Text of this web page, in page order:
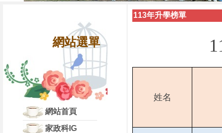
網站選單
網站首頁
家政科IG
113年升學榜單
姓名